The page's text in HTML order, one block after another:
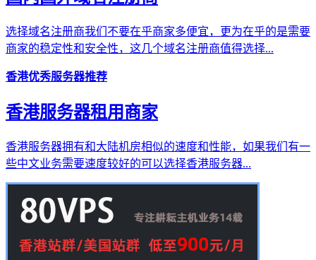
选择域名注册商我们不要在乎商家多便宜，更为在乎的是需要
商家的稳定性和安全性，这几个域名注册商值得选择...
香港优秀服务器推荐
香港服务器租用商家
香港服务器拥有和大陆机房相似的速度和性能，如果我们有一
些中文业务需要速度较好的可以选择香港服务器...